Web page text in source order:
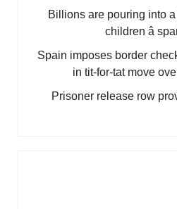
Billions are pouring into
children â
Spain imposes border
in tit-for-tat move
Prisoner release row